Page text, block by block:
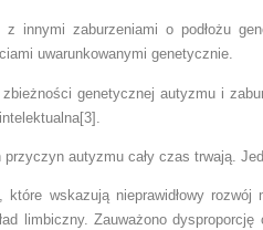
z innymi zaburzeniami o podłożu
uwarunkowanymi genetycznie.
genetycznej autyzmu i
autyzmu cały czas trwają.
które wskazują nieprawidłowy
limbiczny. Zauważono